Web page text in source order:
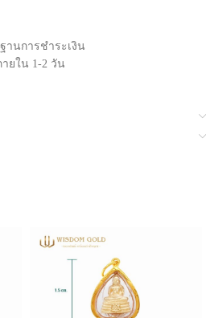
านการชำระเงิน
ยใน 1-2 วัน